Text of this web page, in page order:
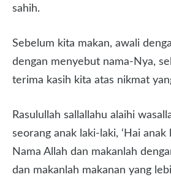
sahih.
Sebelum kita makan, awali
dengan menyebut nama-Nya,
terima kasih kita atas nikmat
Rasulullah sallallahu alaihi
seorang anak laki-laki, ‘Hai
Nama Allah dan makanlah
dan makanlah makanan yang